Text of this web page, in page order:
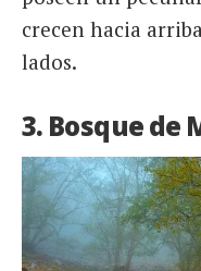
crecen hacia
lados.
3. Bosque de